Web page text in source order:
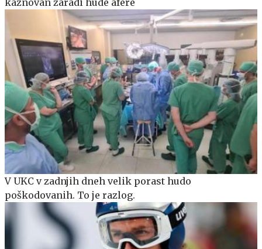
V UKC v zadnjih dneh velik porast hudo
poškodovanih. To je razlog.